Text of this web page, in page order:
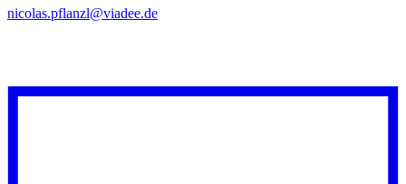
nicolas.pflanzl@viadee.de